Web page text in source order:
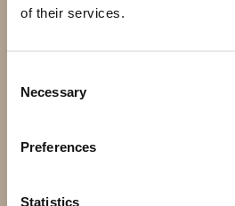
of their services.
Selection
Necessary
Preferences
Statistics
Info